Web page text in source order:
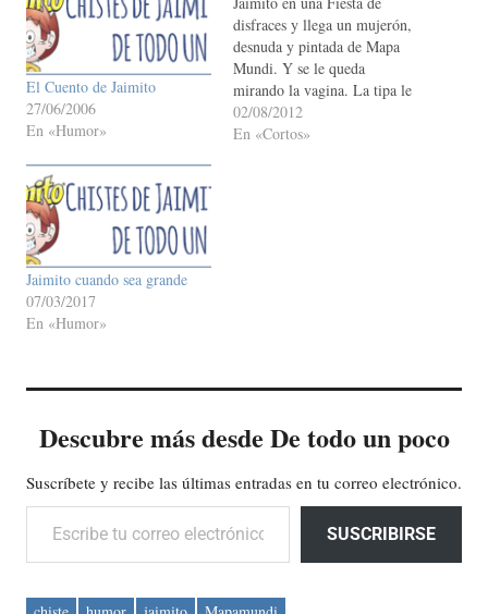
El Cuento de Jaimito
27/06/2006
En «Humor»
disfraces y llega un mujerón,
desnuda y pintada de Mapa
Mundi. Y se le queda
mirando la vagina. La tipa le
pregunta: - Y tu que estás
mirando ? Y él le responde -
02/08/2012
En «Cortos»
Jaimito cuando sea grande
07/03/2017
En «Humor»
Descubre más desde De todo un poco
Suscríbete y recibe las últimas entradas en tu correo electrónico.
Escribe tu correo electrónico…
SUSCRIBIRSE